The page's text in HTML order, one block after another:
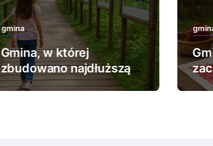
gmina
Gmina, w której
zbudowano najdłuższą
ścieżkę edukacyjną.